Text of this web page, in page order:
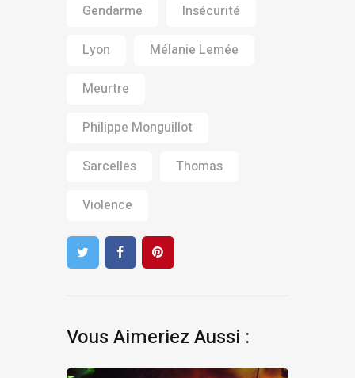
Gendarme Insécurité
Lyon Mélanie Lemée
Meurtre
Philippe Monguillot
Sarcelles Thomas
Violence
Vous Aimeriez Aussi :